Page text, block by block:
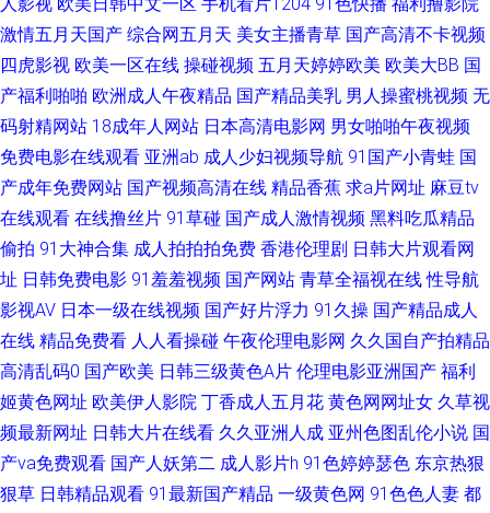
产久久 91在线小视频 国产无套免费视频 日韩欧美亚州 国产视频久草 欧美另
类A片 天天日夜 91网战观看 超碰在线看 黑丝美女被入 日本a∨无码 伊人资源
站 91作爱 国产ts另类人妖 日韩精品网 91在线微拍视频 福利成人在线 精品
91国产0 午夜成人AV导航 www黑料尤物 久热官网 熟女91网 91碰碰 欧美AⅤ
视频网 激情五月天色色 日本老熟女HD 中文字幕日本熟女 超碰碰av 后入在
线 欧美性免一区 天天干无码 97国产在线观看 国产情侣第一页 欧美激情A图
自偷自拍做爱 国产伪娘ts在线 欧美妈穴 五月天社区在线 91迷奸精品 超碰卧
激情五月天国产 综合网五月天 美女主播青草 国产高清不卡视频
四虎影视 欧美一区在线 操碰视频 五月天婷婷欧美 欧美大BB 国
产福利啪啪 欧洲成人午夜精品 国产精品美乳 男人操蜜桃视频 无
码射精网站 18成年人网站 日本高清电影网 男女啪啪午夜视频
免费电影在线观看 亚洲ab 成人少妇视频导航 91国产小青蛙 国
产成年免费网站 国产视频高清在线 精品香蕉 求a片网址 麻豆tv
在线观看 在线撸丝片 91草碰 国产成人激情视频 黑料吃瓜精品
偷拍 91大神合集 成人拍拍拍免费 香港伦理剧 日韩大片观看网
址 日韩免费电影 91羞羞视频 国产网站 青草全福视在线 性导航
影视AV 日本一级在线视频 国产好片浮力 91久操 国产精品成人
在线 精品免费看 人人看操碰 午夜伦理电影网 久久国自产拍精品
高清乱码0 国产欧美 日韩三级黄色A片 伦理电影亚洲国产 福利
姬黄色网址 欧美伊人影院 丁香成人五月花 黄色网网址女 久草视
频最新网址 日韩大片在线看 久久亚洲人成 亚州色图乱伦小说 国
产va免费观看 国产人妖第二 成人影片h 91色婷婷瑟色 东京热狠
狠草 日韩精品观看 91最新国产精品 一级黄色网 91色色人妻 都